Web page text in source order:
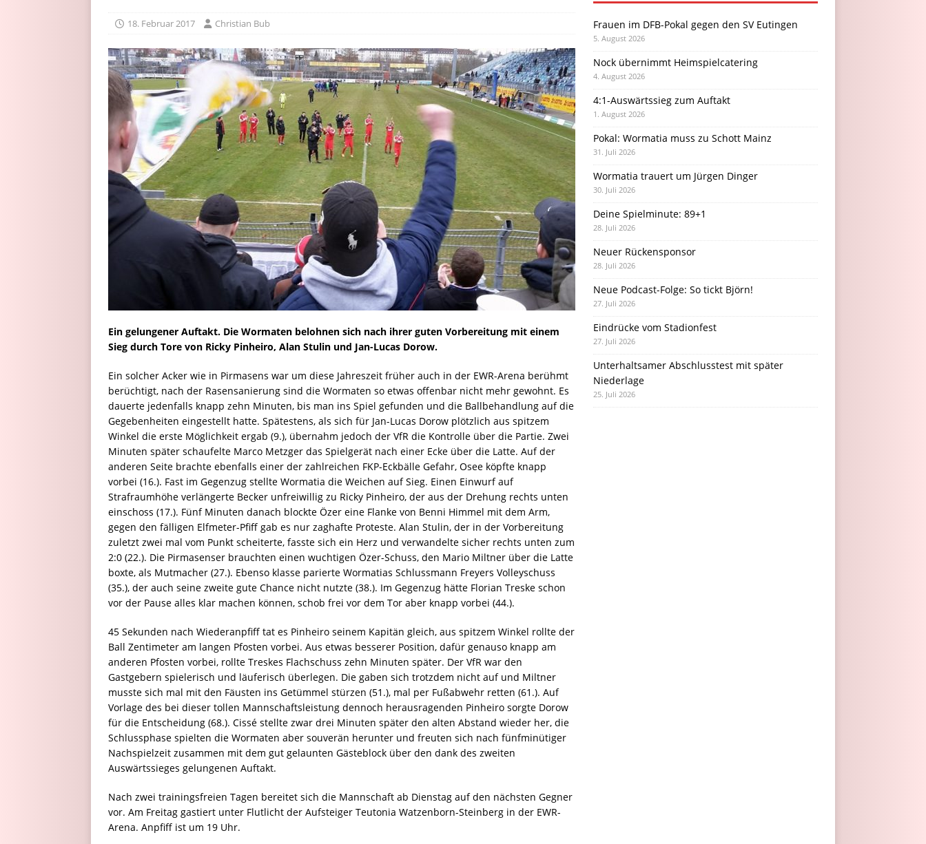
18. Februar 2017 Christian Bub
Ein gelungener Auftakt. Die Wormaten belohnen sich nach ihrer guten Vorbereitung mit einem
Sieg durch Tore von Ricky Pinheiro, Alan Stulin und Jan-Lucas Dorow.
Ein solcher Acker wie in Pirmasens war um diese Jahreszeit früher auch in der EWR-Arena berühmt
berüchtigt, nach der Rasensanierung sind die Wormaten so etwas offenbar nicht mehr gewohnt. Es
dauerte jedenfalls knapp zehn Minuten, bis man ins Spiel gefunden und die Ballbehandlung auf die
Gegebenheiten eingestellt hatte. Spätestens, als sich für Jan-Lucas Dorow plötzlich aus spitzem
Winkel die erste Möglichkeit ergab (9.), übernahm jedoch der VfR die Kontrolle über die Partie. Zwei
Minuten später schaufelte Marco Metzger das Spielgerät nach einer Ecke über die Latte. Auf der
anderen Seite brachte ebenfalls einer der zahlreichen FKP-Eckbälle Gefahr, Osee köpfte knapp
vorbei (16.). Fast im Gegenzug stellte Wormatia die Weichen auf Sieg. Einen Einwurf auf
Strafraumhöhe verlängerte Becker unfreiwillig zu Ricky Pinheiro, der aus der Drehung rechts unten
einschoss (17.). Fünf Minuten danach blockte Özer eine Flanke von Benni Himmel mit dem Arm,
gegen den fälligen Elfmeter-Pfiff gab es nur zaghafte Proteste. Alan Stulin, der in der Vorbereitung
zuletzt zwei mal vom Punkt scheiterte, fasste sich ein Herz und verwandelte sicher rechts unten zum
2:0 (22.). Die Pirmasenser brauchten einen wuchtigen Özer-Schuss, den Mario Miltner über die Latte
boxte, als Mutmacher (27.). Ebenso klasse parierte Wormatias Schlussmann Freyers Volleyschuss
(35.), der auch seine zweite gute Chance nicht nutzte (38.). Im Gegenzug hätte Florian Treske schon
vor der Pause alles klar machen können, schob frei vor dem Tor aber knapp vorbei (44.).
45 Sekunden nach Wiederanpfiff tat es Pinheiro seinem Kapitän gleich, aus spitzem Winkel rollte der
Ball Zentimeter am langen Pfosten vorbei. Aus etwas besserer Position, dafür genauso knapp am
anderen Pfosten vorbei, rollte Treskes Flachschuss zehn Minuten später. Der VfR war den
Gastgebern spielerisch und läuferisch überlegen. Die gaben sich trotzdem nicht auf und Miltner
musste sich mal mit den Fäusten ins Getümmel stürzen (51.), mal per Fußabwehr retten (61.). Auf
Vorlage des bei dieser tollen Mannschaftsleistung dennoch herausragenden Pinheiro sorgte Dorow
für die Entscheidung (68.). Cissé stellte zwar drei Minuten später den alten Abstand wieder her, die
Schlussphase spielten die Wormaten aber souverän herunter und freuten sich nach fünfminütiger
Nachspielzeit zusammen mit dem gut gelaunten Gästeblock über den dank des zweiten
Auswärtssieges gelungenen Auftakt.
Nach zwei trainingsfreien Tagen bereitet sich die Mannschaft ab Dienstag auf den nächsten Gegner
vor. Am Freitag gastiert unter Flutlicht der Aufsteiger Teutonia Watzenborn-Steinberg in der EWR-
Arena. Anpfiff ist um 19 Uhr.
Frauen im DFB-Pokal gegen den SV Eutingen
5. August 2026
Nock übernimmt Heimspielcatering
4. August 2026
4:1-Auswärtssieg zum Auftakt
1. August 2026
Pokal: Wormatia muss zu Schott Mainz
31. Juli 2026
Wormatia trauert um Jürgen Dinger
30. Juli 2026
Deine Spielminute: 89+1
28. Juli 2026
Neuer Rückensponsor
28. Juli 2026
Neue Podcast-Folge: So tickt Björn!
27. Juli 2026
Eindrücke vom Stadionfest
27. Juli 2026
Unterhaltsamer Abschlusstest mit später
Niederlage
25. Juli 2026